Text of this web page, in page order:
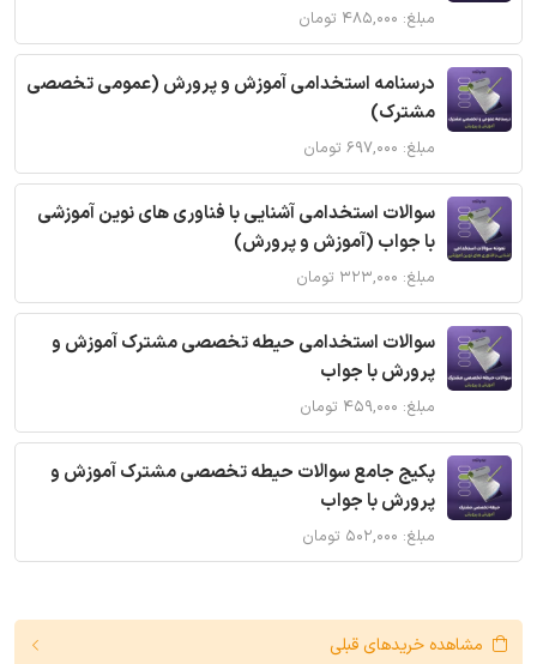
مبلغ: ۴۸۵,۰۰۰ تومان
درسنامه استخدامی آموزش و پرورش (عمومی تخصصی
مشترک)
مبلغ: ۶۹۷,۰۰۰ تومان
سوالات استخدامی آشنایی با فناوری های نوین آموزشی
با جواب (آموزش و پرورش)
مبلغ: ۳۲۳,۰۰۰ تومان
سوالات استخدامی حیطه تخصصی مشترک آموزش و
پرورش با جواب
مبلغ: ۴۵۹,۰۰۰ تومان
پکیج جامع سوالات حیطه تخصصی مشترک آموزش و
پرورش با جواب
مبلغ: ۵۰۲,۰۰۰ تومان
مشاهده خریدهای قبلی